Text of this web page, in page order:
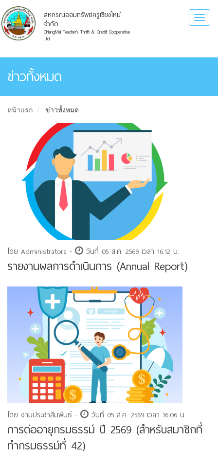
สหกรณ์ออมทรัพย์ครูเชียงใหม่
จำกัด
ChiangMai Teacher's Thrift & Credit Cooperative
Ltd.
ข่าวทั้งหมด
หน้าแรก ข่าวทั้งหมด
โดย Administrators - วันที่ 05 ส.ค. 2569 เวลา 16:12 น.
รายงานผลการดำเนินการ (Annual Report)
โดย งานประชาสัมพันธ์ - วันที่ 05 ส.ค. 2569 เวลา 16:06 น.
การต่ออายุกรมธรรม์ ปี 2569 (สำหรับสมาชิกที่
ทำกรมธรรม์ที่ 42)